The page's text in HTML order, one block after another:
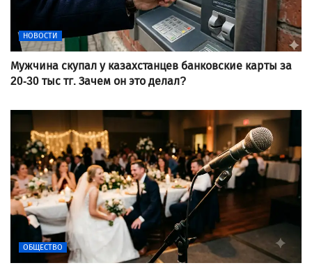
НОВОСТИ
Мужчина скупал у казахстанцев банковские карты за
20-30 тыс тг. Зачем он это делал?
ОБЩЕСТВО